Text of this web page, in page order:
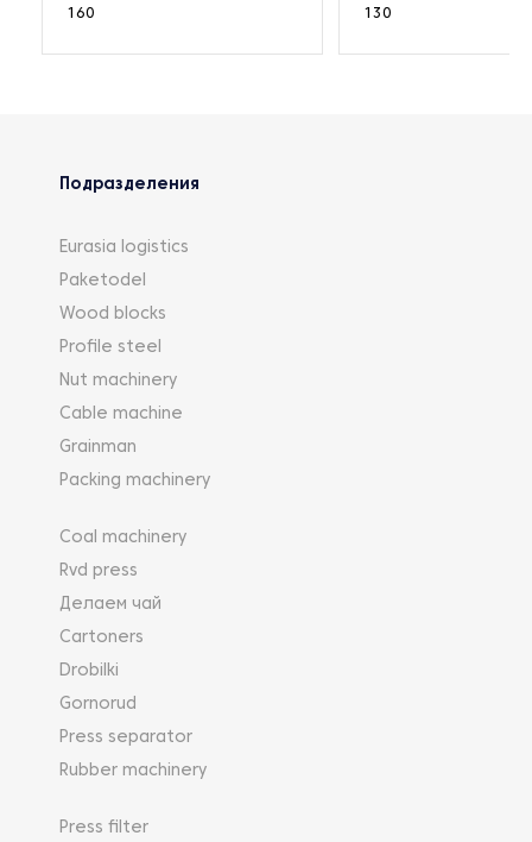
160
130
Подразделения
Eurasia logistics
Paketodel
Wood blocks
Profile steel
Nut machinery
Cable machine
Grainman
Packing machinery
Coal machinery
Rvd press
Делаем чай
Cartoners
Drobilki
Gornorud
Press separator
Rubber machinery
Press filter